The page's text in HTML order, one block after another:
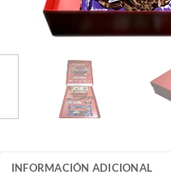
INFORMACIÓN ADICIONAL